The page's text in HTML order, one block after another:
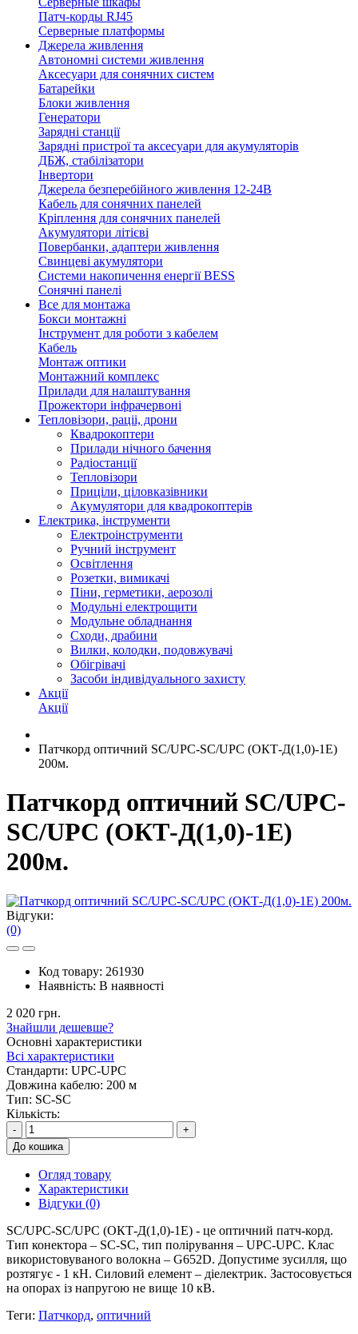
Патч-корды RJ45
Серверные платформы
Джерела живлення
Автономні системи живлення
Аксесуари для сонячних систем
Батарейки
Блоки живлення
Генератори
Зарядні станції
Зарядні пристрої та аксесуари для акумуляторів
ДБЖ, стабілізатори
Інвертори
Джерела безперебійного живлення 12-24В
Кабель для сонячних панелей
Кріплення для сонячних панелей
Акумулятори літієві
Повербанки, адаптери живлення
Свинцеві акумулятори
Системи накопичення енергії BESS
Сонячні панелі
Все для монтажа
Бокси монтажні
Інструмент для роботи з кабелем
Кабель
Монтаж оптики
Монтажний комплекс
Прилади для налаштування
Прожектори інфрачервоні
Тепловізори, раціі, дрони
Квадрокоптери
Прилади нічного бачення
Радіостанції
Тепловізори
Приціли, ціловказівники
Акумулятори для квадрокоптерів
Електрика, інструменти
Електроінструменти
Ручний інструмент
Освітлення
Розетки, вимикачі
Піни, герметики, аерозолі
Модульні електрощити
Модульне обладнання
Сходи, драбини
Вилки, колодки, подовжувачі
Обігрівачі
Засоби індивідуального захисту
Акції
Акції
Патчкорд оптичний SC/UPC-SC/UPC (ОКТ-Д(1,0)-1Е)
200м.
Патчкорд оптичний SC/UPC-
SC/UPC (ОКТ-Д(1,0)-1Е)
200м.
Відгуки:
(0)
Код товару: 261930
Наявність: В наявності
2 020 грн.
Знайшли дешевше?
Основні характеристики
Всі характеристики
Стандарти: UPC-UPC
Довжина кабелю: 200 м
Тип: SC-SC
Кількість:
-
+
До кошика
Огляд товару
Характеристики
Відгуки (0)
SC/UPC-SC/UPC (ОКТ-Д(1,0)-1Е) - це оптичний патч-корд.
Тип конектора – SC-SC, тип полірування – UPC-UPC. Клас
використовуваного волокна – G652D. Допустиме зусилля, що
розтягує - 1 кН. Силовий елемент – діелектрик. Застосовується
на опорах із напругою не вище 10 кВ.
Теги: Патчкорд, оптичний